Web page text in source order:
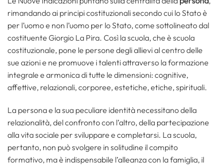
rimandando ai principi costituzionali secondo cui lo Stato è
per l’uomo e non l’uomo per lo Stato, come sottolineato dal
costituente Giorgio La Pira. Così la scuola, che è scuola
costituzionale, pone le persone degli allievi al centro delle
sue azioni e ne promuove i talenti attraverso la formazione
integrale e armonica di tutte le dimensioni: cognitive,
affettive, relazionali, corporee, estetiche, etiche, spirituali.
La persona e la sua peculiare identità necessitano della
relazionalità, del confronto con l’altro, della partecipazione
alla vita sociale per sviluppare e completarsi. La scuola,
pertanto, non può svolgere in solitudine il compito
formativo, ma è indispensabile l’alleanza con la famiglia, il